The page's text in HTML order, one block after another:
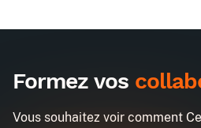
Formez vos
Vous souhaitez voir comment